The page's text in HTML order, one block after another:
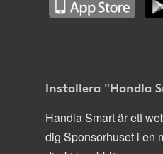
Installera "Handla
Handla Smart är ett
dig Sponsorhuset i en